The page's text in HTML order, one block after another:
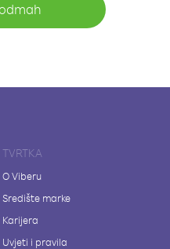
TVRTKA
O Viberu
Središte marke
Karijera
Uvjeti i pravila